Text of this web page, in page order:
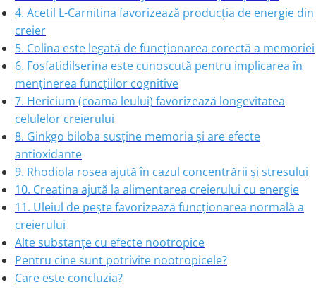
Ulei Ficat de Cod
Ulei Seminte Dovleac (Pumpkin)
ANTIOXIDANTI
Acid Alfa Lipoic
Benfotiamina
Cisteina (NAC)
Coenzima Q10
Glutation
Resveratrol
FLAVONOIDE
Acid ascorbic
Ceai verde
Oregano
Quercetina
Silimarina Milk Thistle
IMUNITATE CRESCUTA
Vitamina C
Vitamina D
Zinc
Soc (Elderberry)
ARTICULATII SI OASE
Colagen
Acid ascorbic
Glucozamina
Condroitina
Turmeric (Curcumin)
MSM (Metilsulfonilmetan)
Bor (Boron)
AFECTIUNI TUMORALE
Wormwood (Artemisia)
Colostru
Condroitina
Creatina
Crom (Chromium)
Calciu
D
DIM
Drojdie Orez Rosu (Red Yeast Rice)
D-Mannose
DHEA 7-Keto
E
Echinacea
Flaxseed (Ulei Seminte In)
Fosfatidilserina
4. Acetil L-Carnitina favorizează producția de energie din
creier
5. Colina este legată de funcționarea corectă a memoriei
6. Fosfatidilserina este cunoscută pentru implicarea în
menținerea funcțiilor cognitive
7. Hericium (coama leului) favorizează longevitatea
celulelor creierului
8. Ginkgo biloba susține memoria și are efecte
antioxidante
9. Rhodiola rosea ajută în cazul concentrării și stresului
10. Creatina ajută la alimentarea creierului cu energie
11. Uleiul de pește favorizează funcționarea normală a
creierului
Alte substanțe cu efecte nootropice
Pentru cine sunt potrivite nootropicele?
Care este concluzia?